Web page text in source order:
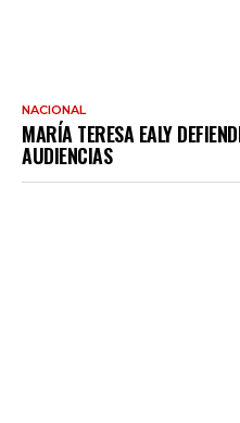
NACIONAL
MARÍA TERESA EALY
AUDIENCIAS